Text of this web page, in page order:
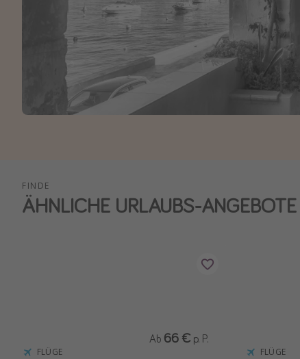
FINDE
ÄHNLICHE URLAUBS-ANGEBOTE
FLÜGE
Ab 66 € p. P.
FLÜGE